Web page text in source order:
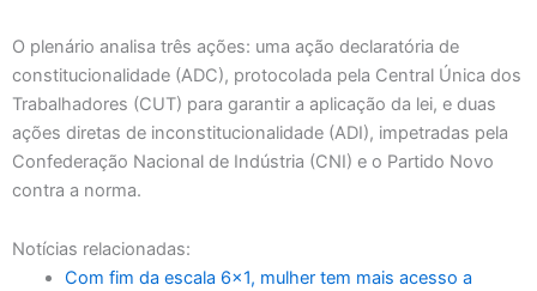
O plenário analisa três ações: uma ação declaratória de
constitucionalidade (ADC), protocolada pela Central Única dos
Trabalhadores (CUT) para garantir a aplicação da lei, e duas
ações diretas de inconstitucionalidade (ADI), impetradas pela
Confederação Nacional de Indústria (CNI) e o Partido Novo
contra a norma.
Notícias relacionadas:
Com fim da escala 6×1, mulher tem mais acesso a